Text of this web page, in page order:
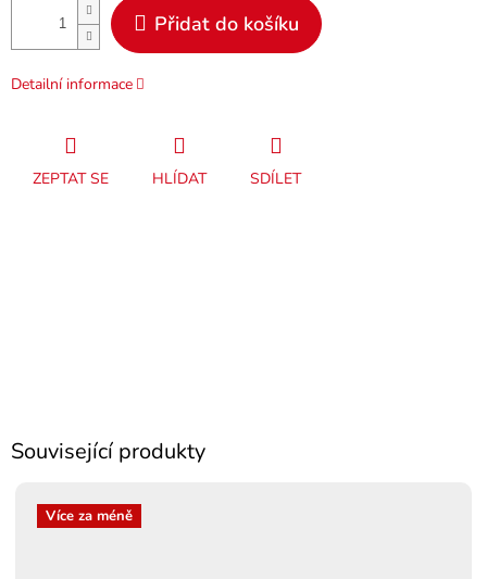
Přidat do košíku
Detailní informace
ZEPTAT SE HLÍDAT SDÍLET
Související produkty
Více za méně